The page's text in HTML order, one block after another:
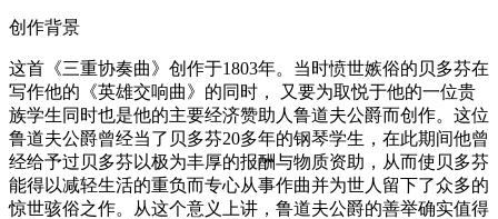
创作背景
这首《三重协奏曲》创作于1803年。当时愤世嫉俗的贝多芬在
写作他的《英雄交响曲》的同时， 又要为取悦于他的一位贵
族学生同时也是他的主要经济赞助人鲁道夫公爵而创作。这位
鲁道夫公爵曾经当了贝多芬20多年的钢琴学生，在此期间他曾
经给予过贝多芬以极为丰厚的报酬与物质资助，从而使贝多芬
能得以减轻生活的重负而专心从事作曲并为世人留下了众多的
惊世骇俗之作。从这个意义上讲，鲁道夫公爵的善举确实值得